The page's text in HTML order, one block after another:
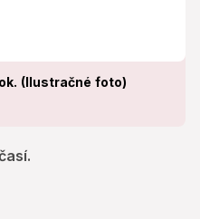
(Ilustračné foto)